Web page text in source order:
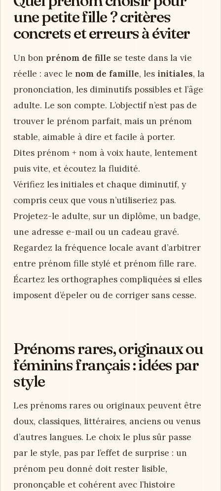
une petite fille ? critères
concrets et erreurs à éviter
Un bon prénom de fille se teste dans la vie
réelle : avec le nom de famille, les initiales, la
prononciation, les diminutifs possibles et l’âge
adulte. Le son compte. L’objectif n’est pas de
trouver le prénom parfait, mais un prénom
stable, aimable à dire et facile à porter.
Dites prénom + nom à voix haute, lentement
puis vite, et écoutez la fluidité.
Vérifiez les initiales et chaque diminutif, y
compris ceux que vous n’utiliseriez pas.
Projetez-le adulte, sur un diplôme, un badge,
une adresse e-mail ou un cadeau gravé.
Regardez la fréquence locale avant d’arbitrer
entre prénom fille stylé et prénom fille rare.
Écartez les orthographes compliquées si elles
imposent d’épeler ou de corriger sans cesse.
Prénoms rares, originaux ou
féminins français : idées par
style
Les prénoms rares ou originaux peuvent être
doux, classiques, littéraires, anciens ou venus
d’autres langues. Le choix le plus sûr passe
par le style, pas par l’effet de surprise : un
prénom peu donné doit rester lisible,
prononçable et cohérent avec l’histoire